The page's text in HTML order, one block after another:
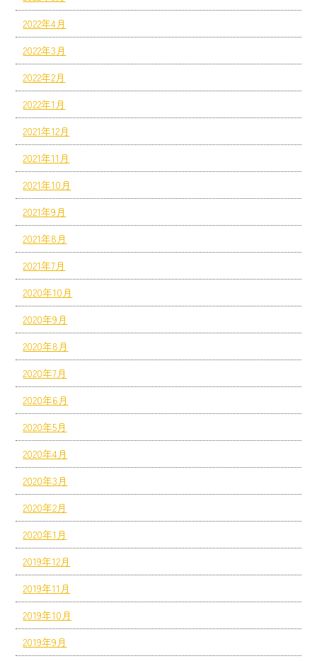
2022年4月
2022年3月
2022年2月
2022年1月
2021年12月
2021年11月
2021年10月
2021年9月
2021年8月
2021年7月
2020年10月
2020年9月
2020年8月
2020年7月
2020年6月
2020年5月
2020年4月
2020年3月
2020年2月
2020年1月
2019年12月
2019年11月
2019年10月
2019年9月